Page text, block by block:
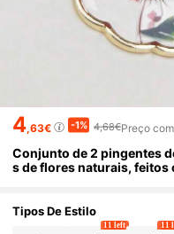
4,63€ -1% 4,68€Preço
Conjunto de 2 pingentes
s de flores naturais, feitos
esente de aniversário e
ncos, chaveiros e bolsas.
Tipos De Estilo
11 left 11